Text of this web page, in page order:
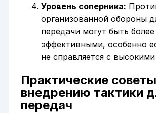
Уровень соперника:
организованной обороны
передачи могут быть более
эффективными, особенно
не справляется с
Практические
внедрению тактики
передач